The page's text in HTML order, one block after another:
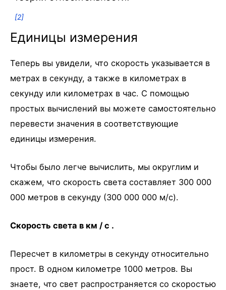
[2]
Единицы измерения
Теперь вы увидели, что скорость указывается в
метрах в секунду, а также в километрах в
секунду или километрах в час. С помощью
простых вычислений вы можете самостоятельно
перевести значения в соответствующие
единицы измерения.
Чтобы было легче вычислить, мы округлим и
скажем, что скорость света составляет 300 000
000 метров в секунду (300 000 000 м/с).
Скорость света в км / с .
Пересчет в километры в секунду относительно
прост. В одном километре 1000 метров. Вы
знаете, что свет распространяется со скоростью